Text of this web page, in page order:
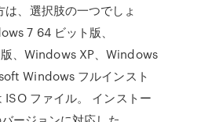
、選択肢の一つでしょ
7 64 ビット版、
、Windows XP、Windows
Windows フルインスト
ISO ファイル。 インストー